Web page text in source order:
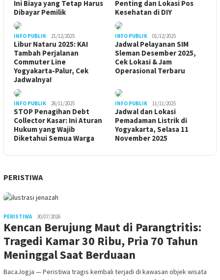
Ini Biaya yang Tetap Harus
Dibayar Pemilik
Penting dan Lokasi Pos
Kesehatan di DIY
INFO PUBLIK 21/12/2025
Libur Nataru 2025: KAI
Tambah Perjalanan
Commuter Line
Yogyakarta-Palur, Cek
Jadwalnya!
INFO PUBLIK 01/12/2025
Jadwal Pelayanan SIM
Sleman Desember 2025,
Cek Lokasi & Jam
Operasional Terbaru
INFO PUBLIK 26/11/2025
STOP Penagihan Debt
Collector Kasar: Ini Aturan
Hukum yang Wajib
Diketahui Semua Warga
INFO PUBLIK 11/11/2025
Jadwal dan Lokasi
Pemadaman Listrik di
Yogyakarta, Selasa 11
November 2025
PERISTIWA
PERISTIWA 30/07/2026
Kencan Berujung Maut di Parangtritis:
Tragedi Kamar 30 Ribu, Pria 70 Tahun
Meninggal Saat Berduaan
BacaJogja — Peristiwa tragis kembali terjadi di kawasan objek wisata